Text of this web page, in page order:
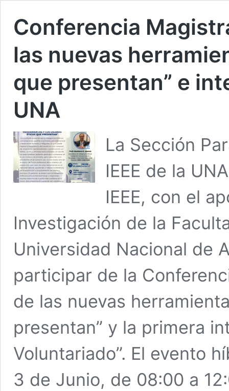
Conferencia
las nuevas
que presentan” e
UNA
La Sección
IEEE de la
IEEE, con el
Investigación de la
Universidad Nacional de
participar de la
de las nuevas
presentan” y la primera
Voluntariado”. El evento
3 de Junio, de 08:00 a